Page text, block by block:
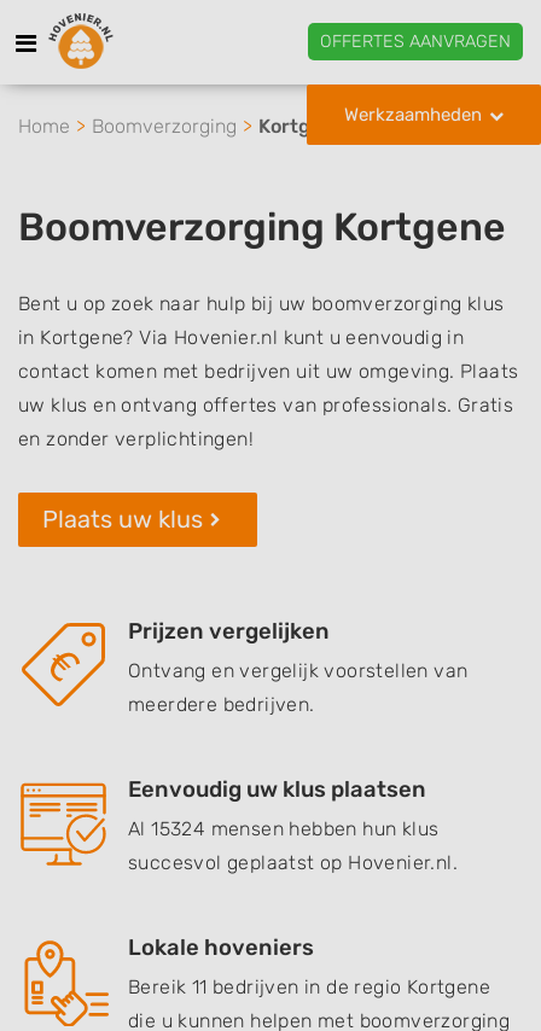
OFFERTES AANVRAGEN
Werkzaamheden
Home Boomverzorging Kortgene
Boomverzorging Kortgene
Bent u op zoek naar hulp bij uw boomverzorging klus
in Kortgene? Via Hovenier.nl kunt u eenvoudig in
contact komen met bedrijven uit uw omgeving. Plaats
uw klus en ontvang offertes van professionals. Gratis
en zonder verplichtingen!
Plaats uw klus
Prijzen vergelijken
Ontvang en vergelijk voorstellen van
meerdere bedrijven.
Eenvoudig uw klus plaatsen
Al 15324 mensen hebben hun klus
succesvol geplaatst op Hovenier.nl.
Lokale hoveniers
Bereik 11 bedrijven in de regio Kortgene
die u kunnen helpen met boomverzorging